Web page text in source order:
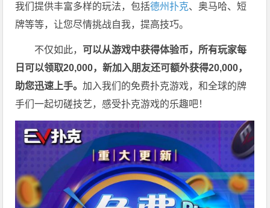
我们提供丰富多样的玩法，包括德州扑克、奥马哈、短
牌等等，让您尽情挑战自我，提高技巧。
不仅如此， 可以从游戏中获得体验币，所有玩家每
日可以领取20,000，新加入朋友还可额外获得20,000，
助您迅速上手。加入我们的免费扑克游戏，和全球的牌
手们一起切磋技艺，感受扑克游戏的乐趣吧！